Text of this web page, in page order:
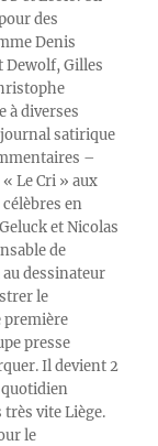
des
Denis
Dewolf, Gilles
à diverses
satirique
–
Le Cri » aux
en
et Nicolas
de
au dessinateur
le
première
presse
Il devient 2
très vite Liège.
le